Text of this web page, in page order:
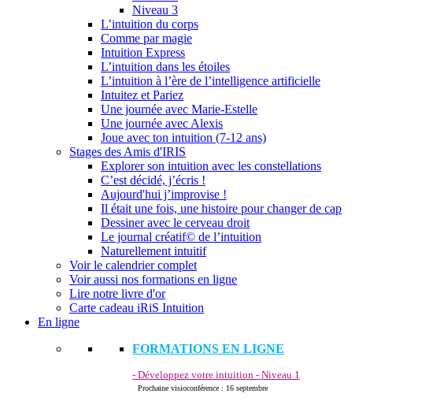
Niveau 3
L’intuition du corps
Comme par magie
Intuition Express
L’intuition dans les étoiles
L’intuition à l’ère de l’intelligence artificielle
Intuitez et Pariez
Une journée avec Marie-Estelle
Une journée avec Alexis
Joue avec ton intuition (7-12 ans)
Stages des Amis d'IRIS
Explorer son intuition avec les constellations
C’est décidé, j’écris !
Aujourd'hui j’improvise !
Il était une fois, une histoire pour changer de cap
Dessiner avec le cerveau droit
Le journal créatif© de l’intuition
Naturellement intuitif
Voir le calendrier complet
Voir aussi nos formations en ligne
Lire notre livre d'or
Carte cadeau iRiS Intuition
En ligne
FORMATIONS EN LIGNE
- Développez votre intuition - Niveau 1
Prochaine visioconférence : 16 septembre